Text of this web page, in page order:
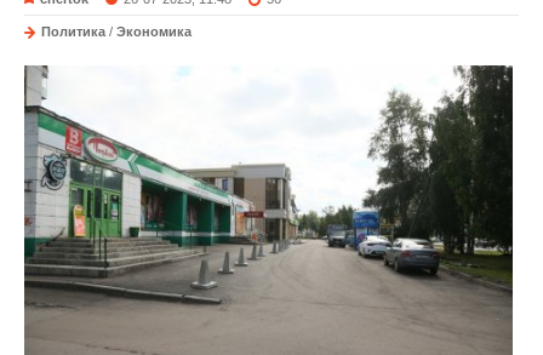
Политика / Экономика